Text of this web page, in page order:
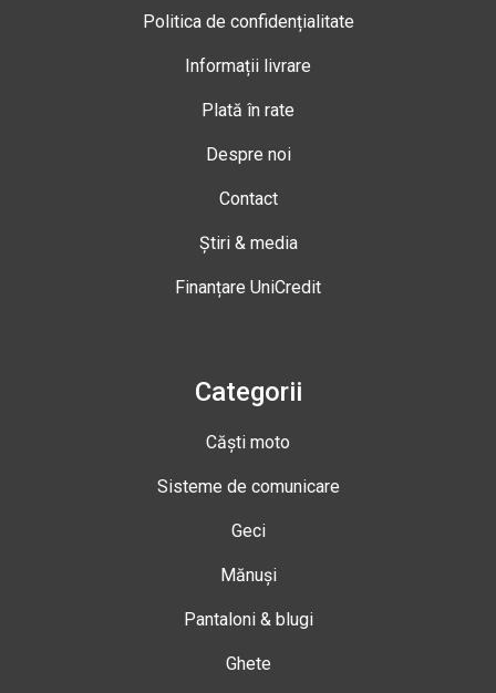
Politica de confidențialitate
Informații livrare
Plată în rate
Despre noi
Contact
Știri & media
Finanțare UniCredit
Categorii
Căști moto
Sisteme de comunicare
Geci
Mănuși
Pantaloni & blugi
Ghete